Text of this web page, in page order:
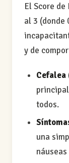
El Score
al 3 (donde
y de
Cefalea
todos.
una